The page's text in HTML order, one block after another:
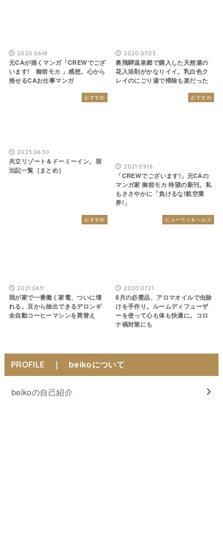
2020.06.18
元CAが描くマンガ「CREWでござ
います! 御前モカ 」感想。心から
推せるCAお仕事マンガ
2020.07.03
奥飛騨温泉郷で購入した天然湯の
花入浴剤がかなりイイ。乳白色ク
レイのにごり湯で掃除も楽だった
おすすめ
2023.06.30
共立リゾート＆ドーミーイン。宿
泊記一覧［まとめ］
おすすめ
2021.09.16
「CREWでございます!」元CAの
マンガ家 御前モカ 待望の新刊。私
もささやかに「負けるな!航空業
界!」
おすすめ
2021.06.11
我が家で一番働く家電、ついに壊
れる。豆から抽出できるデロンギ
全自動コーヒーマシンを買替え
ビューティ＆ヘルス
2020.07.21
8月の必需品、アロマオイルで虫除
けを手作り。ルームディフューザ
ーを使って心も体も快適に。コロ
ナ禍対策にも
PROFILE ｜ beikoについて
beikoの自己紹介